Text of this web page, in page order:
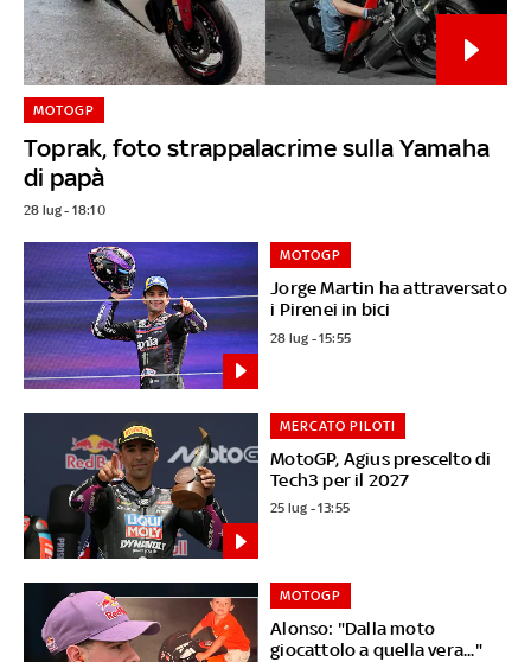
Toprak, foto strappalacrime sulla Yamaha
di papà
MOTOGP
28 lug - 18:10
Jorge Martin ha attraversato
i Pirenei in bici
MOTOGP
28 lug - 15:55
MotoGP, Agius prescelto di
Tech3 per il 2027
MERCATO PILOTI
25 lug - 13:55
Alonso: "Dalla moto
giocattolo a quella vera..."
MOTOGP